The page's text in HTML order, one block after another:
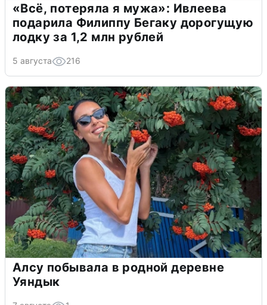
«Всё, потеряла я мужа»: Ивлеева
подарила Филиппу Бегаку дорогущую
лодку за 1,2 млн рублей
5 августа 216
Алсу побывала в родной деревне
Уяндык